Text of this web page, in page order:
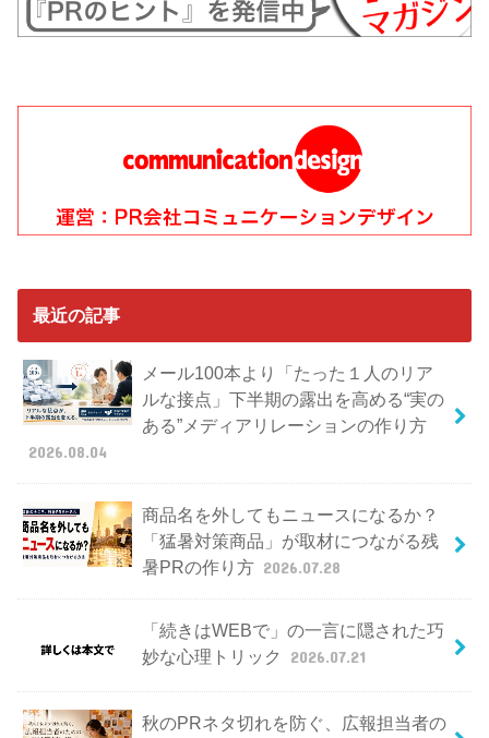
最近の記事
メール100本より「たった１人のリア
ルな接点」下半期の露出を高める“実の
ある”メディアリレーションの作り方
2026.08.04
商品名を外してもニュースになるか？
「猛暑対策商品」が取材につながる残
暑PRの作り方 2026.07.28
「続きはWEBで」の一言に隠された巧
妙な心理トリック
2026.07.21
秋のPRネタ切れを防ぐ、広報担当者の